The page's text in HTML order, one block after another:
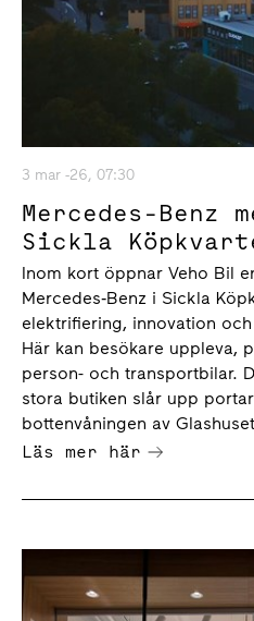
3 mar -26, 07:30
Mercedes-Benz
Sickla
Inom kort öppnar Veho Bil
Mercedes‑Benz i Sickla
elektrifiering, innovation
Här kan besökare uppleva,
person- och transportbilar.
stora butiken slår upp
bottenvåningen av
Läs mer här